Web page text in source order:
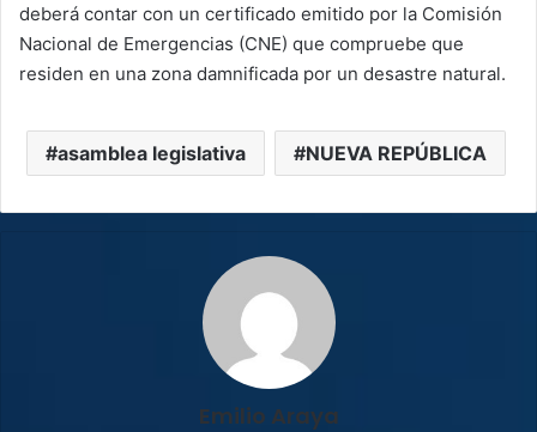
deberá contar con un certificado emitido por la Comisión
Nacional de Emergencias (CNE) que compruebe que
residen en una zona damnificada por un desastre natural.
asamblea legislativa NUEVA REPÚBLICA
Emilio Araya